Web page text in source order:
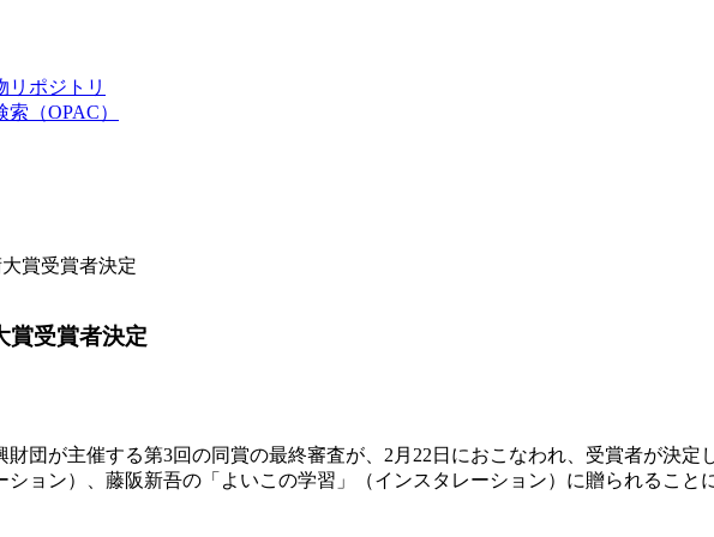
リポジトリ
（OPAC）
賞受賞者決定
賞受賞者決定
財団が主催する第3回の同賞の最終審査が、2月22日におこなわれ、受賞者が決
ョン）、藤阪新吾の「よいこの学習」（インスタレーション）に贈られること